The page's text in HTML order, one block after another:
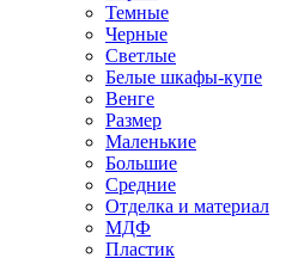
Темные
Черные
Светлые
Белые шкафы-купе
Венге
Размер
Маленькие
Большие
Средние
Отделка и материал
МДФ
Пластик